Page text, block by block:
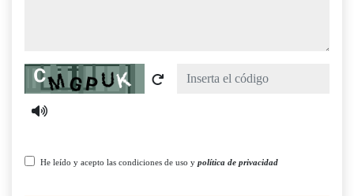
Captcha
He leído y acepto las condiciones de uso y política de privacidad